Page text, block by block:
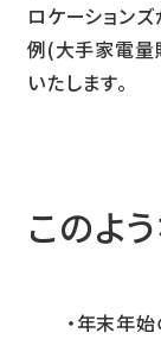
ロケーション
例(大手家電量
いたします。
このよ
・年末年始